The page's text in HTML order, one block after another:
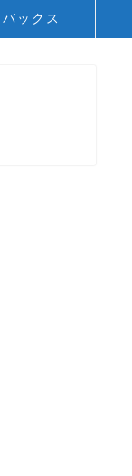
ックス